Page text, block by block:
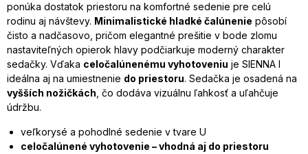
ponúka dostatok priestoru na komfortné sedenie pre celú
rodinu aj návštevy. Minimalistické hladké čalúnenie pôsobí
čisto a nadčasovo, pričom elegantné prešitie v bode zlomu
nastaviteľných opierok hlavy podčiarkuje moderný charakter
sedačky. Vďaka celočalúnenému vyhotoveniu je SIENNA I
ideálna aj na umiestnenie do priestoru. Sedačka je osadená na
vyšších nožičkách , čo dodáva vizuálnu ľahkosť a uľahčuje
údržbu.
veľkorysé a pohodlné sedenie v tvare U
celočalúnené vyhotovenie – vhodná aj do priestoru